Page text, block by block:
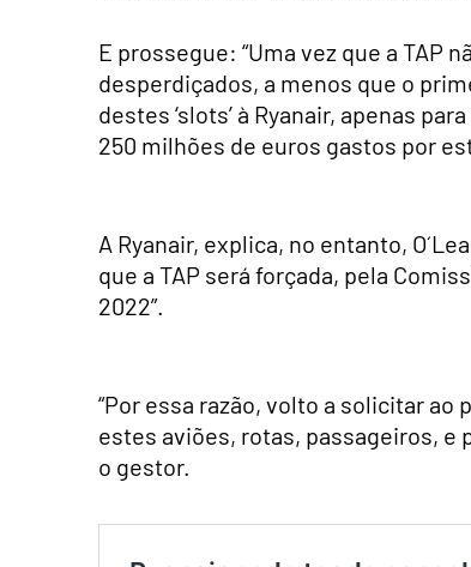
E prossegue: “Uma vez que a TAP
desperdiçados, a menos que o
destes ‘slots’ à Ryanair, apenas
250 milhões de euros gastos por
A Ryanair, explica, no entanto,
que a TAP será forçada, pela
2022”.
“Por essa razão, volto a solicitar
estes aviões, rotas, passageiros, e
o gestor.